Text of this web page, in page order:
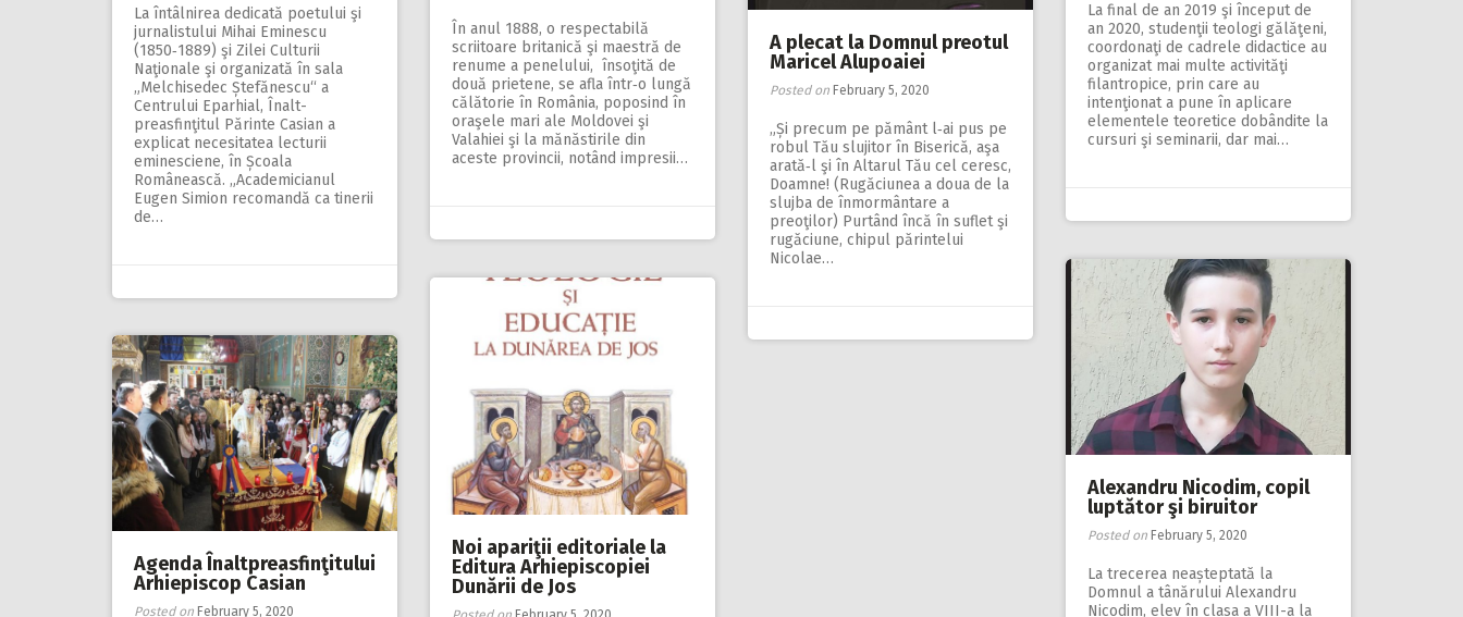
La întâlnirea dedicată poetului şi
jurnalistului Mihai Eminescu
(1850‑1889) şi Zilei Culturii
Naţionale şi organizată în sala
„Melchisedec Ștefănescu“ a
Centrului Eparhial, Înalt­
preasfinţitul Părinte Casian a
explicat necesitatea lecturii
eminesciene, în Școala
Românească. „Academicianul
Eugen Simion recomandă ca tinerii
de…
La final de an 2019 şi început de
an 2020, studenţii teologi gălăţeni,
coordonaţi de cadrele didactice au
organizat mai multe activităţi
filantropice, prin care au
intenţionat a pune în aplicare
elementele teoretice dobândite la
cursuri şi seminarii, dar mai…
În anul 1888, o respectabilă
scriitoare britanică şi maestră de
renume a penelului, însoţită de
două prietene, se afla într‑o lungă
călătorie în România, poposind în
oraşele mari ale Moldovei şi
Valahiei şi la mănăstirile din
aceste provincii, notând impresii…
A plecat la Domnul preotul
Maricel Alupoaiei
Posted on February 5, 2020
„Și precum pe pământ l‑ai pus pe
robul Tău slujitor în Biserică, aşa
arată‑l şi în Altarul Tău cel ceresc,
Doamne! (Rugăciunea a doua de la
slujba de înmormântare a
preoţilor) Purtând încă în suflet şi
rugăciune, chipul părintelui
Nicolae…
Alexandru Nicodim, copil
luptător şi biruitor
Posted on February 5, 2020
La trecerea neașteptată la
Domnul a tânărului Alexandru
Nicodim, elev în clasa a VIII-a la
Noi apariţii editoriale la
Editura Arhiepiscopiei
Dunării de Jos
Agenda Înaltpreasfinţitului
Arhiepiscop Casian
Posted on February 5, 2020